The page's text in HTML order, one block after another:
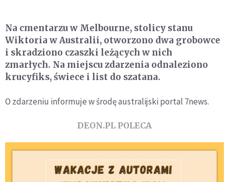
Na cmentarzu w Melbourne, stolicy stanu
Wiktoria w Australii, otworzono dwa grobowce
i skradziono czaszki leżących w nich
zmarłych. Na miejscu zdarzenia odnaleziono
krucyfiks, świece i list do szatana.
O zdarzeniu informuje w środę australijski portal 7news.
DEON.PL POLECA